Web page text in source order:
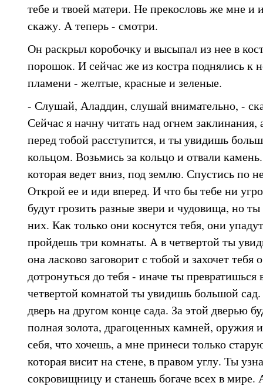
тебе и твоей матери. Не прекословь же мне и
скажу. А теперь - смотри.
Он раскрыл коробочку и высыпал из нее в
порошок. И сейчас же из костра поднялись к
пламени - желтые, красные и зеленые.
- Слушай, Аладдин, слушай внимательно, -
Сейчас я начну читать над огнем заклинания,
перед тобой расступится, и ты увидишь
кольцом. Возьмись за кольцо и отвали
которая ведет вниз, под землю. Спустись по
Открой ее и иди вперед. И что бы тебе ни
будут грозить разные звери и чудовища, но
них. Как только они коснутся тебя, они
пройдешь три комнаты. А в четвертой ты
она ласково заговорит с тобой и захочет тебя
дотронуться до тебя - иначе ты
четвертой комнатой ты увидишь большой
дверь на другом конце сада. За этой дверью
полная золота, драгоценных камней, оружия
себя, что хочешь, а мне принеси только
которая висит на стене, в правом углу. Ты
сокровищницу и станешь богаче всех в мире.